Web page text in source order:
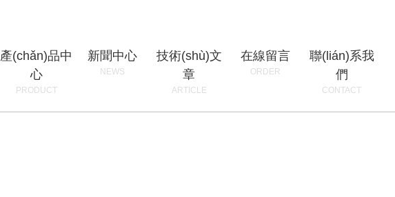
產(chǎn)品中
心
PRODUCT
新聞中心
NEWS
技術(shù)文
章
ARTICLE
在線留言
ORDER
聯(lián)系我
們
CONTACT